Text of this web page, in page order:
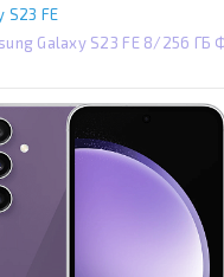
S23 FE
Galaxy S23 FE 8/256 ГБ